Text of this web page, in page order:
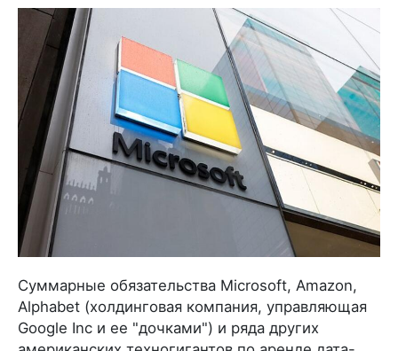
Суммарные обязательства Microsoft, Amazon,
Alphabet (холдинговая компания, управляющая
Google Inc и ее "дочками") и ряда других